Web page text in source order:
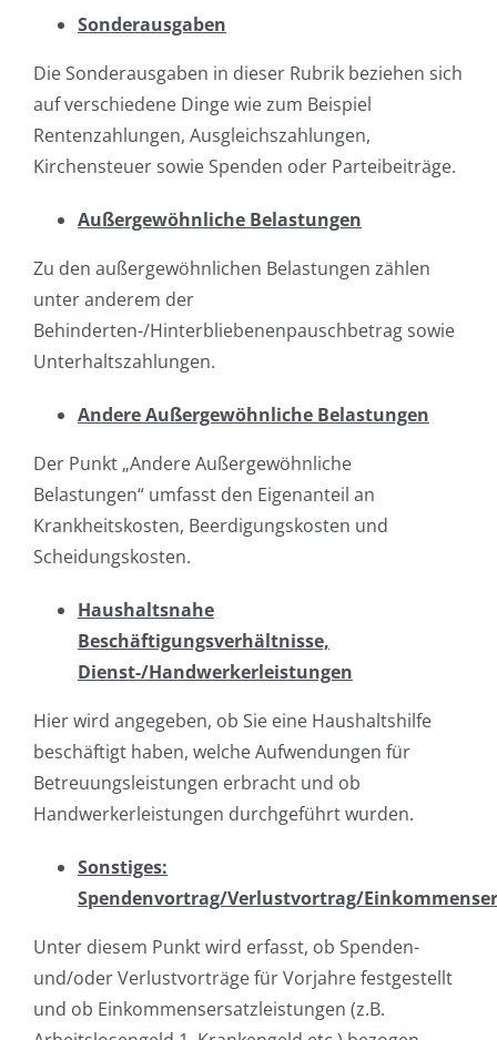
Sonderausgaben
Die Sonderausgaben in dieser Rubrik beziehen sich
auf verschiedene Dinge wie zum Beispiel
Rentenzahlungen, Ausgleichszahlungen,
Kirchensteuer sowie Spenden oder Parteibeiträge.
Außergewöhnliche Belastungen
Zu den außergewöhnlichen Belastungen zählen
unter anderem der
Behinderten-/Hinterbliebenenpauschbetrag sowie
Unterhaltszahlungen.
Andere Außergewöhnliche Belastungen
Der Punkt „Andere Außergewöhnliche
Belastungen“ umfasst den Eigenanteil an
Krankheitskosten, Beerdigungskosten und
Scheidungskosten.
Haushaltsnahe
Beschäftigungsverhältnisse,
Dienst-/Handwerkerleistungen
Hier wird angegeben, ob Sie eine Haushaltshilfe
beschäftigt haben, welche Aufwendungen für
Betreuungsleistungen erbracht und ob
Handwerkerleistungen durchgeführt wurden.
Sonstiges:
Spendenvortrag/Verlustvortrag/
Unter diesem Punkt wird erfasst, ob Spenden-
und/oder Verlustvorträge für Vorjahre festgestellt
und ob Einkommensersatzleistungen (z.B.